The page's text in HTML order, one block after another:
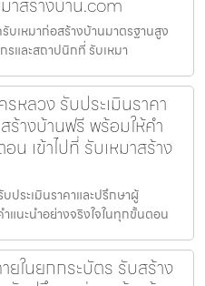
บเหมาก่อสร้างบ้านมาตรฐานสูง
รและสถาปนิกที่ รับเหมา
หลวง รับประเมินราคา
างบ้านฟรี พร้อมให้คำ
น เข้าไปที่ รับเหมาสร้าง
ประเมินราคาและปรึกษาผู้
แนะนำอย่างจริงใจในทุกขั้นตอน
ในยกกระบัตร รับสร้าง